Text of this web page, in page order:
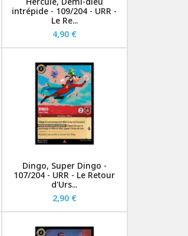
intrépide - 109/204 - URR -
Le Re...
4,90 €
Dingo, Super Dingo -
107/204 - URR - Le Retour
d'Urs...
2,90 €